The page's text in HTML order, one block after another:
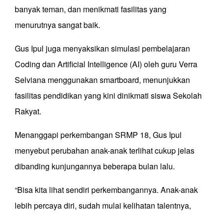
banyak teman, dan menikmati fasilitas yang
menurutnya sangat baik.
Gus Ipul juga menyaksikan simulasi pembelajaran
Coding dan Artificial Intelligence (AI) oleh guru Verra
Selviana menggunakan smartboard, menunjukkan
fasilitas pendidikan yang kini dinikmati siswa Sekolah
Rakyat.
Menanggapi perkembangan SRMP 18, Gus Ipul
menyebut perubahan anak-anak terlihat cukup jelas
dibanding kunjungannya beberapa bulan lalu.
“Bisa kita lihat sendiri perkembangannya. Anak-anak
lebih percaya diri, sudah mulai kelihatan talentnya,